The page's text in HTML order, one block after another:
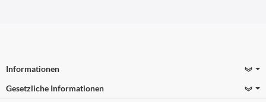
Informationen
Gesetzliche Informationen